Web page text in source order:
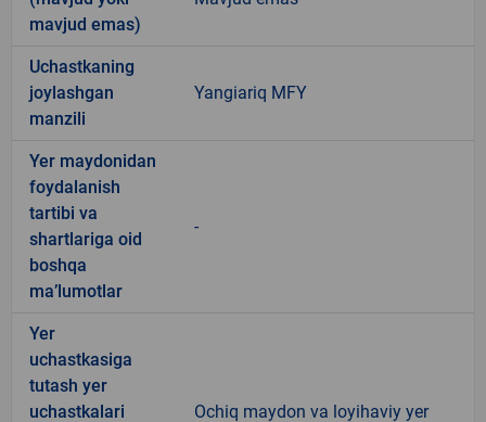
mavjud emas)
Uchastkaning
joylashgan
manzili
Yangiariq MFY
Yer maydonidan
foydalanish
tartibi va
shartlariga oid
boshqa
ma’lumotlar
-
Yer
uchastkasiga
tutash yer
uchastkalari
Ochiq maydon va loyihaviy yer